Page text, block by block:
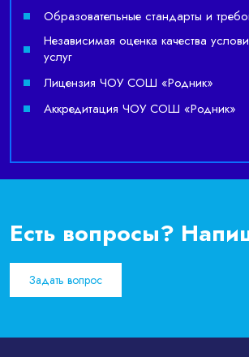
Образовательные стандарты и
Независимая оценка качества
услуг
Лицензия ЧОУ СОШ «Родник»
Аккредитация ЧОУ СОШ «Родник»
Есть вопросы?
Задать вопрос